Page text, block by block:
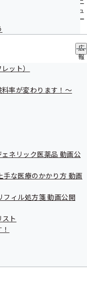
ニ
ュ
ー
広
報
ット）
率が変わります！～
ネリック医薬品 動画公
な医療のかかり方 動画
ィル処方箋 動画公開
ト
て全国比と全国順位
す。
レポート
の概要